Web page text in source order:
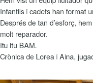
Infantils i cadets han format
Després de tan d’esforç,
molt reparador.
Itu itu BAM.
Crònica de Lorea i Aina,